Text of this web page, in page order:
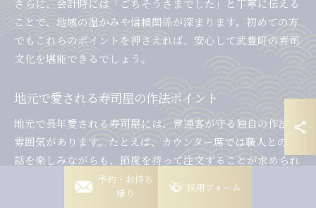
さらに、会計時には「ごちそうさまでした」と丁寧に伝える
ことで、地域の温かみや信頼関係が深まります。初めての方
でもこれらのポイントを押さえれば、安心して武豊町の寿司
文化を堪能できるでしょう。
地元で愛される寿司屋の作法ポイント
地元で長年愛される寿司屋には、常連客が守る独自の作法や
雰囲気があります。たとえば、カウンター席では職人との会
話を楽しみながらも、節度を持って注文することが求められ
ます。注文は一度にまとめて伝えると、職人の手際も良くな
り、他のお客様への配慮にもつながります。
予約・お持ち
帰り
岡崎稲熊店
採用フォーム